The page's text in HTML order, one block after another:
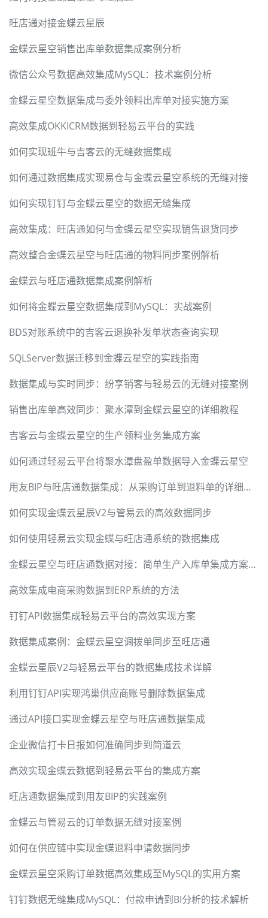
旺店通对接金蝶云星辰
金蝶云星空销售出库单数据集成案例分析
微信公众号数据高效集成MySQL：技术案例分析
金蝶云星空数据集成与委外领料出库单对接实施方案
高效集成OKKICRM数据到轻易云平台的实践
如何实现班牛与吉客云的无缝数据集成
如何通过数据集成实现易仓与金蝶云星空系统的无缝对接
如何实现钉钉与金蝶云星空的数据无缝集成
高效集成：旺店通如何与金蝶云星空实现销售退货同步
高效整合金蝶云星空与旺店通的物料同步案例解析
金蝶云与旺店通数据集成案例解析
如何将金蝶云星空数据集成到MySQL：实战案例
BDS对账系统中的吉客云退换补发单状态查询实现
SQLServer数据迁移到金蝶云星空的实践指南
数据集成与实时同步：纷享销客与轻易云的无缝对接案例
销售出库单高效同步：聚水潭到金蝶云星空的详细教程
吉客云与金蝶云星空的生产领料业务集成方案
如何通过轻易云平台将聚水潭盘盈单数据导入金蝶云星空
用友BIP与旺店通数据集成：从采购订单到退料单的详细实现
如何实现金蝶云星辰V2与管易云的高效数据同步
如何使用轻易云实现金蝶与旺店通系统的数据集成
金蝶云星空与旺店通数据对接：简单生产入库单集成方案实现
高效集成电商采购数据到ERP系统的方法
钉钉API数据集成轻易云平台的高效实现方案
数据集成案例：金蝶云星空调拨单同步至旺店通
金蝶云星辰V2与轻易云平台的数据集成技术详解
利用钉钉API实现鸿巢供应商账号删除数据集成
通过API接口实现金蝶云星空与旺店通数据集成
企业微信打卡日报如何准确同步到简道云
高效实现金蝶云数据到轻易云平台的集成方案
旺店通数据集成到用友BIP的实践案例
金蝶云与管易云的订单数据无缝对接案例
如何在供应链中实现金蝶退料申请数据同步
金蝶云星空采购订单数据高效集成至MySQL的实用方案
钉钉数据无缝集成MySQL：付款申请到BI分析的技术解析